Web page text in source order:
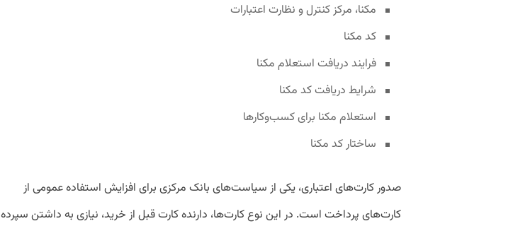
مکنا، مرکز کنترل و نظارت اعتبارات
کد مکنا
فرایند دریافت استعلام مکنا
شرایط دریافت کد مکنا
استعلام مکنا برای کسب‌وکارها
ساختار کد مکنا
صدور کارت‌های اعتباری، یکی از سیاست‌های بانک مرکزی برای افزایش استفاده عمومی از
کارت‌های پرداخت است. در این نوع کارت‌ها، دارنده کارت قبل از خرید، نیازی به داشتن سپرده